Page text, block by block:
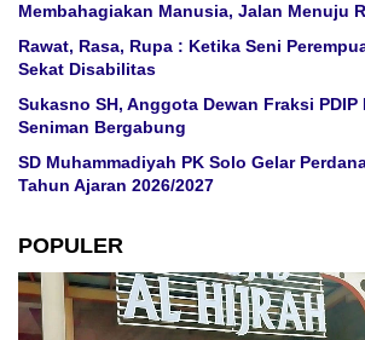
Membahagiakan Manusia, Jalan Menuju
Rawat, Rasa, Rupa : Ketika Seni
Sekat Disabilitas
Sukasno SH, Anggota Dewan Fraksi PDIP
Seniman Bergabung
SD Muhammadiyah PK Solo Gelar
Tahun Ajaran 2026/2027
POPULER